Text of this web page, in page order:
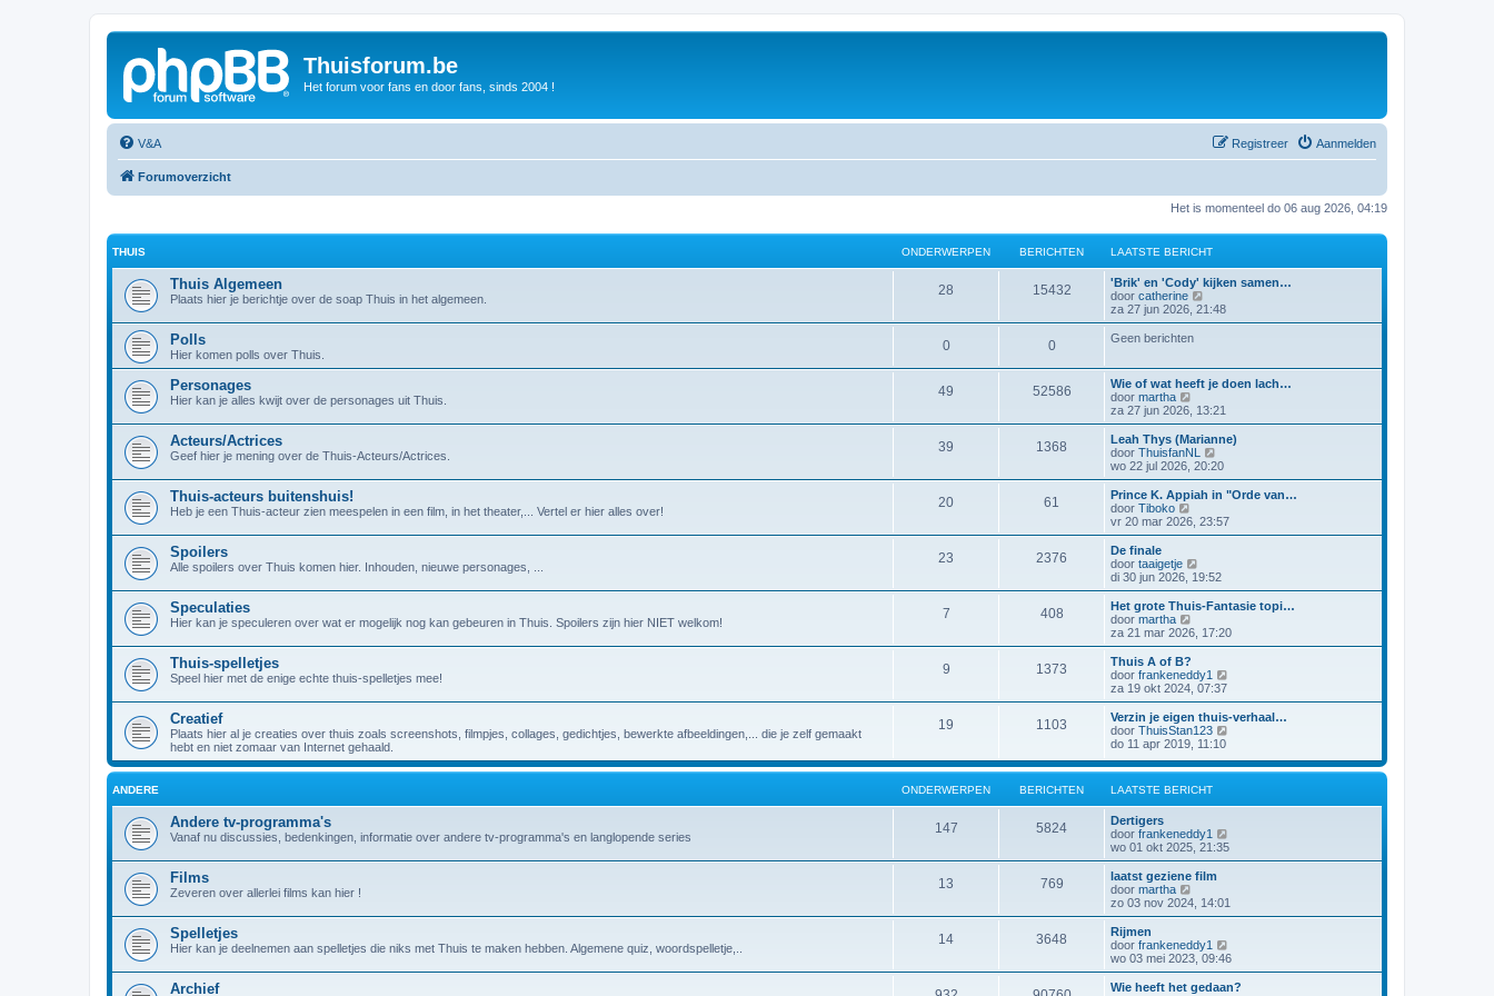
Thuisforum.be
Het forum voor fans en door fans, sinds 2004 !
V&A Aanmelden
Registreer
Forumoverzicht
Het is momenteel do 06 aug 2026, 04:19
THUIS ONDERWERPEN BERICHTEN LAATSTE BERICHT
Thuis Algemeen
Plaats hier je berichtje over de soap Thuis in het algemeen.
28 15432
'Brik' en 'Cody' kijken samen…
door catherine
e
k
l
a
t
s
t
e
b
e
r
c
h
za 27 jun 2026, 21:48
Polls
Hier komen polls over Thuis.
0 0 Geen berichten
Personages
Hier kan je alles kwijt over de personages uit Thuis.
49 52586
Wie of wat heeft je doen lach…
door martha
e
k
i
j
k
a
a
t
s
b
e
r
i
h
t
za 27 jun 2026, 13:21
Acteurs/Actrices
Geef hier je mening over de Thuis-Acteurs/Actrices.
39 1368
Leah Thys (Marianne)
door ThuisfanNL
e
k
i
k
t
s
e
e
r
c
h
t
wo 22 jul 2026, 20:20
Thuis-acteurs buitenshuis!
Heb je een Thuis-acteur zien meespelen in een film, in het theater,... Vertel er hier alles over!
20 61
Prince K. Appiah in "Orde van…
door Tiboko
e
k
j
k
a
a
t
s
b
e
r
i
c
h
t
vr 20 mar 2026, 23:57
Spoilers
Alle spoilers over Thuis komen hier. Inhouden, nieuwe personages, ...
23 2376
De finale
door taaigetje
e
k
i
k
a
t
s
e
b
e
r
i
c
di 30 jun 2026, 19:52
Speculaties
Hier kan je speculeren over wat er mogelijk nog kan gebeuren in Thuis. Spoilers zijn hier NIET welkom!
7 408
Het grote Thuis-Fantasie topi…
door martha
e
k
j
k
l
a
t
s
t
e
b
e
i
c
h
t
za 21 mar 2026, 17:20
Thuis-spelletjes
Speel hier met de enige echte thuis-spelletjes mee!
9 1373
Thuis A of B?
door frankeneddy1
k
a
s
b
e
h
za 19 okt 2024, 07:37
Creatief
Plaats hier al je creaties over thuis zoals screenshots, filmpjes, collages, gedichtjes, bewerkte afbeeldingen,... die je zelf gemaakt
hebt en niet zomaar van Internet gehaald.
19 1103
Verzin je eigen thuis-verhaal…
door ThuisStan123
i
l
t
s
e
c
h
t
do 11 apr 2019, 11:10
ANDERE ONDERWERPEN BERICHTEN LAATSTE BERICHT
Andere tv-programma's
Vanaf nu discussies, bedenkingen, informatie over andere tv-programma's en langlopende series
147 5824
Dertigers
door frankeneddy1
e
k
t
s
e
wo 01 okt 2025, 21:35
Films
Zeveren over allerlei films kan hier !
13 769
laatst geziene film
door martha
e
k
j
k
zo 03 nov 2024, 14:01
Spelletjes
Hier kan je deelnemen aan spelletjes die niks met Thuis te maken hebben. Algemene quiz, woordspelletje,..
14 3648
Rijmen
door frankeneddy1
e
k
i
wo 03 mei 2023, 09:46
Archief
Wie heeft het gedaan?